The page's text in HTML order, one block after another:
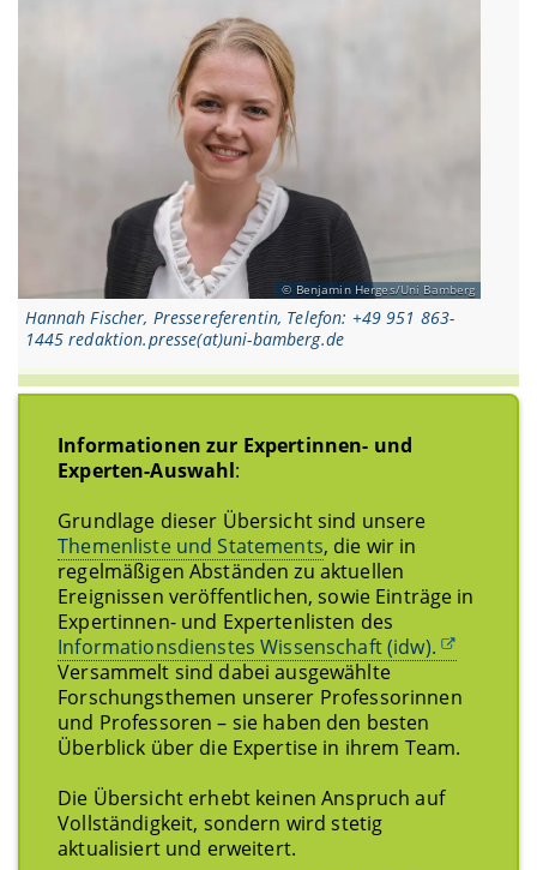
Informationen zur Expertinnen- und
Experten-Auswahl:
Grundlage dieser Übersicht sind unsere
Themenliste und Statements, die wir in
regelmäßigen Abständen zu aktuellen
Ereignissen veröffentlichen, sowie Einträge in
Expertinnen- und Expertenlisten des
Informationsdienstes Wissenschaft (idw).
Versammelt sind dabei ausgewählte
Forschungsthemen unserer Professorinnen
und Professoren – sie haben den besten
Überblick über die Expertise in ihrem Team.
Die Übersicht erhebt keinen Anspruch auf
Vollständigkeit, sondern wird stetig
aktualisiert und erweitert.
Benjamin Herges/Uni Bamberg
Hannah Fischer, Pressereferentin, Telefon: +49 951 863-
1445 redaktion.presse(at)uni-bamberg.de